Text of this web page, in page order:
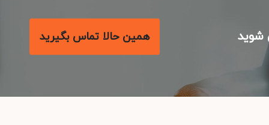
همین حالا تماس بگیرید